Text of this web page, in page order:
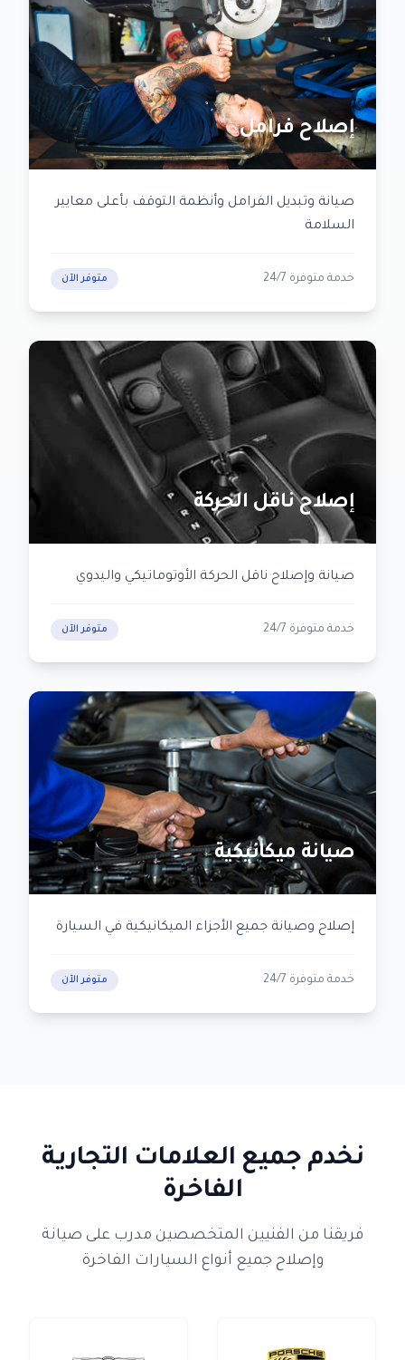
إصلاح فرامل
صيانة وتبديل الفرامل وأنظمة التوقف بأعلى معايير
السلامة
خدمة متوفرة 24/7 متوفر الآن
إصلاح ناقل الحركة
صيانة وإصلاح ناقل الحركة الأوتوماتيكي واليدوي
خدمة متوفرة 24/7 متوفر الآن
صيانة ميكانيكية
إصلاح وصيانة جميع الأجزاء الميكانيكية في السيارة
خدمة متوفرة 24/7 متوفر الآن
نخدم جميع العلامات التجارية
الفاخرة
فريقنا من الفنيين المتخصصين مدرب على صيانة
وإصلاح جميع أنواع السيارات الفاخرة